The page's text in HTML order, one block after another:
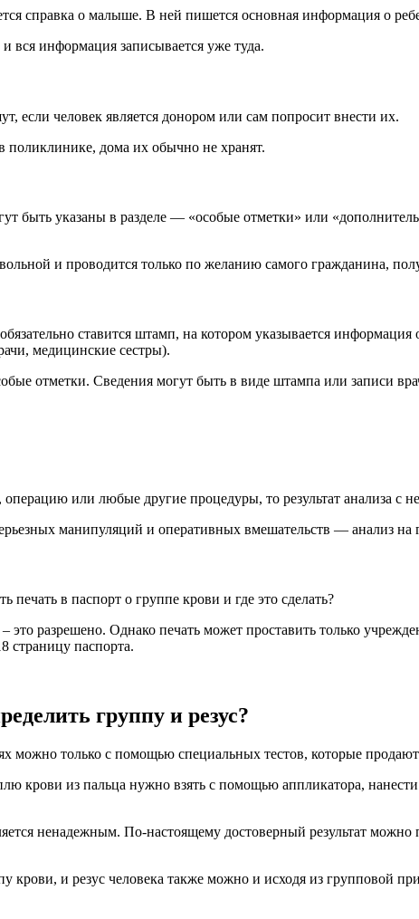
справка о малыше. В ней пишется основная информация о
вся информация записывается уже туда.
если человек является донором или сам попросит внести их.
поликлинике, дома их обычно не хранят.
быть указаны в разделе — «особые отметки» или
и проводится только по желанию самого гражданина,
ставится штамп, на котором указывается
медицинские сестры).
отметки. Сведения могут быть в виде штампа или записи
или любые другие процедуры, то результат анализа
манипуляций и оперативных вмешательств — анализ
в паспорт о группе крови и где это сделать?
это разрешено. Однако печать может проставить только
страницу паспорта.
группу и резус?
можно только с помощью специальных тестов, которые продают
крови из пальца нужно взять с помощью аппликатора,
ненадежным. По-настоящему достоверный результат можно
и резус человека также можно и исходя из групповой